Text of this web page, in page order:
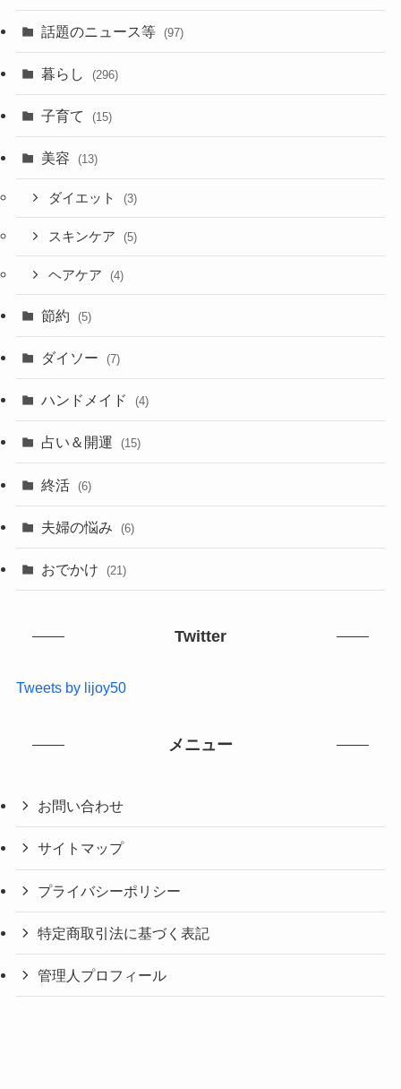
話題のニュース等 (97)
暮らし (296)
子育て (15)
美容 (13)
ダイエット (3)
スキンケア (5)
ヘアケア (4)
節約 (5)
ダイソー (7)
ハンドメイド (4)
占い＆開運 (15)
終活 (6)
夫婦の悩み (6)
おでかけ (21)
Twitter
Tweets by lijoy50
メニュー
お問い合わせ
サイトマップ
プライバシーポリシー
特定商取引法に基づく表記
管理人プロフィール